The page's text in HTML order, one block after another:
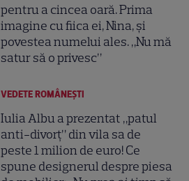
pentru a cincea oară. Prima
imagine cu fiica ei, Nina, și
povestea numelui ales. „Nu mă
satur să o privesc”
VEDETE ROMÂNEŞTI
Iulia Albu a prezentat „patul
anti-divorț” din vila sa de
peste 1 milion de euro! Ce
spune designerul despre piesa